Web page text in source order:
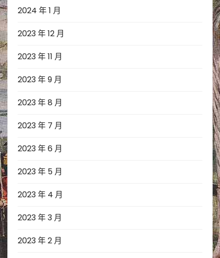
2024 年 1 月
2023 年 12 月
2023 年 11 月
2023 年 9 月
2023 年 8 月
2023 年 7 月
2023 年 6 月
2023 年 5 月
2023 年 4 月
2023 年 3 月
2023 年 2 月